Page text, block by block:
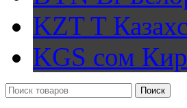
KZT T
KGS сом
Поиск